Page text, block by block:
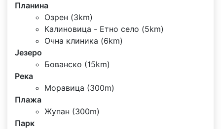
Планина
Озрен (3km)
Калиновица - Етно село (5km)
Очна клиника (6km)
Језеро
Бованско (15km)
Река
Моравица (300m)
Плажа
Жупан (300m)
Парк